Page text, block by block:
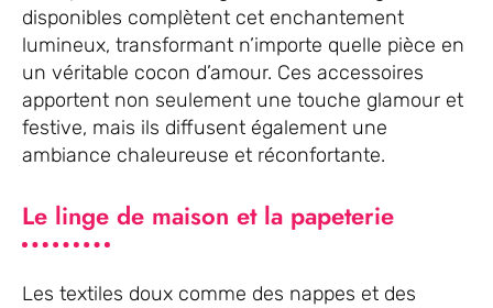
disponibles complètent cet enchantement
lumineux, transformant n’importe quelle pièce en
un véritable cocon d’amour. Ces accessoires
apportent non seulement une touche glamour et
festive, mais ils diffusent également une
ambiance chaleureuse et réconfortante.
Le linge de maison et la papeterie
Les textiles doux comme des nappes et des